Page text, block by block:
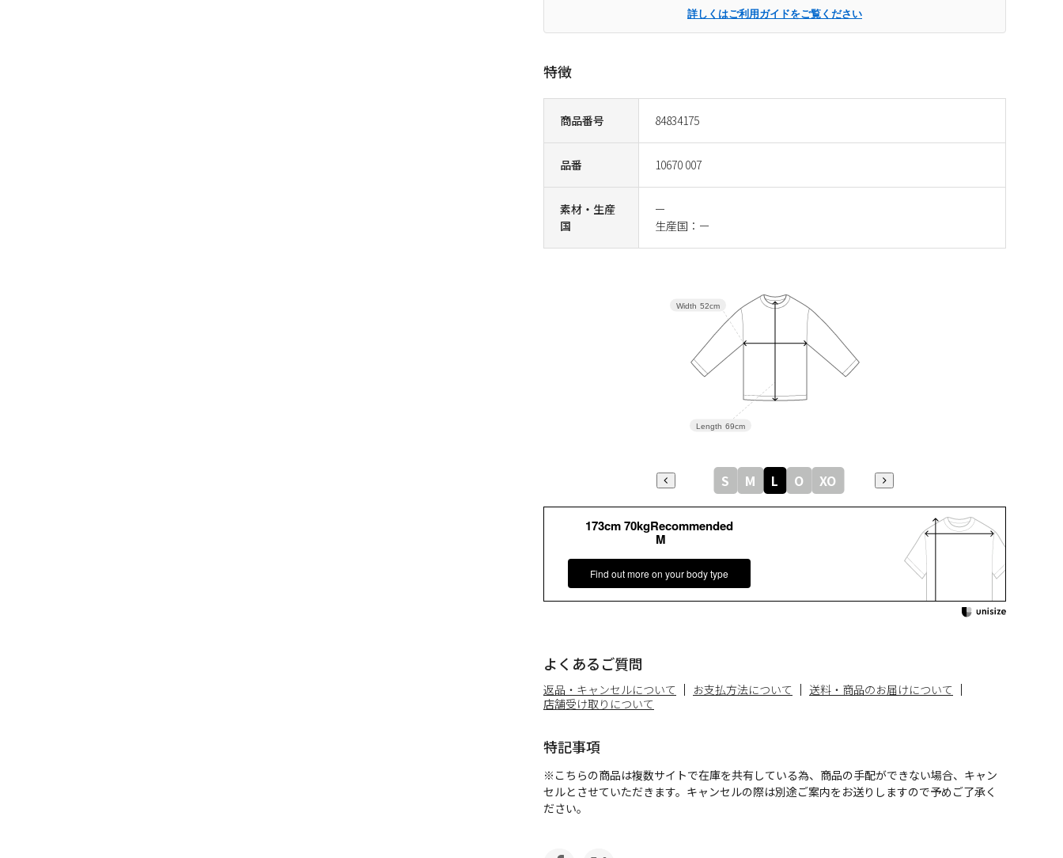
商品番号 84834175
品番 10670 007
素材・生産
国
ー
生産国：ー
詳しくはご利用ガイドをご覧ください
特徴
よくあるご質問
返品・キャンセルについて お支払方法について
送料・商品のお届けについて
店舗受け取りについて
特記事項
※こちらの商品は複数サイトで在庫を共有している為、商品の手配ができない場合、キャン
セルとさせていただきます。キャンセルの際は別途ご案内をお送りしますので予めご了承く
ださい。
173cm 70kgRecommended
M
Find out more on your body type
Length 69cm
Width 52cm
S M L O XO